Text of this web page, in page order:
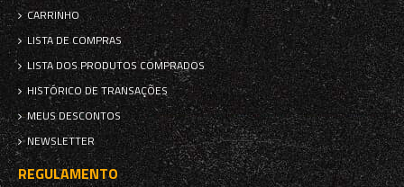
CARRINHO
LISTA DE COMPRAS
LISTA DOS PRODUTOS COMPRADOS
HISTÓRICO DE TRANSAÇÕES
MEUS DESCONTOS
NEWSLETTER
REGULAMENTO